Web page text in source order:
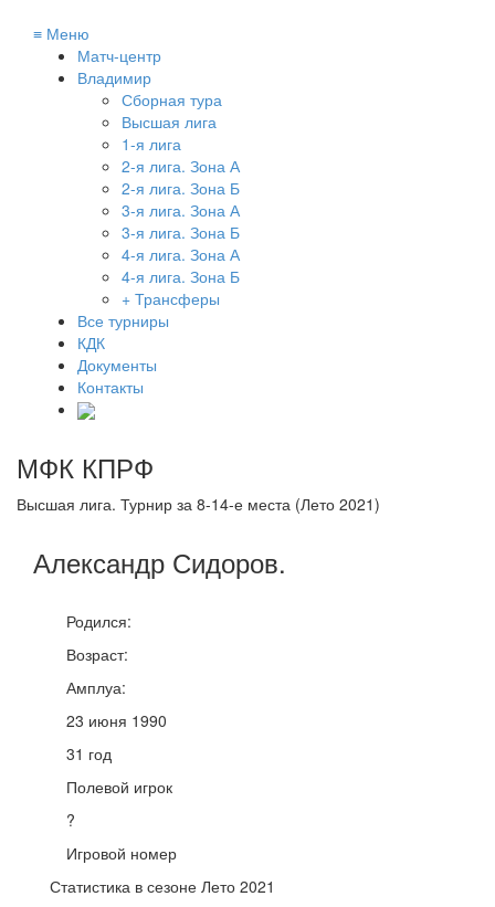
≡ Меню
Матч-центр
Владимир
Сборная тура
Высшая лига
1-я лига
2-я лига. Зона А
2-я лига. Зона Б
3-я лига. Зона А
3-я лига. Зона Б
4-я лига. Зона А
4-я лига. Зона Б
+ Трансферы
Все турниры
КДК
Документы
Контакты
МФК КПРФ
Высшая лига. Турнир за 8-14-е места (Лето 2021)
Александр Сидоров.
Родился:
Возраст:
Амплуа:
23 июня 1990
31 год
Полевой игрок
?
Игровой номер
Статистика в сезоне Лето 2021